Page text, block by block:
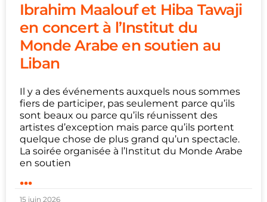
Ibrahim Maalouf et Hiba Tawaji
en concert à l’Institut du
Monde Arabe en soutien au
Liban
Il y a des événements auxquels nous sommes
fiers de participer, pas seulement parce qu’ils
sont beaux ou parce qu’ils réunissent des
artistes d’exception mais parce qu’ils portent
quelque chose de plus grand qu’un spectacle.
La soirée organisée à l’Institut du Monde Arabe
en soutien
...
15 juin 2026